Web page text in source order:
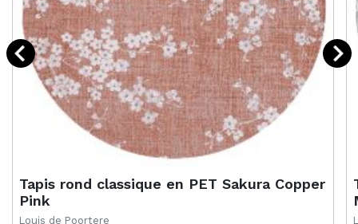
Tapis rond classique en PET Sakura Copper
Pink
Louis de Poortere